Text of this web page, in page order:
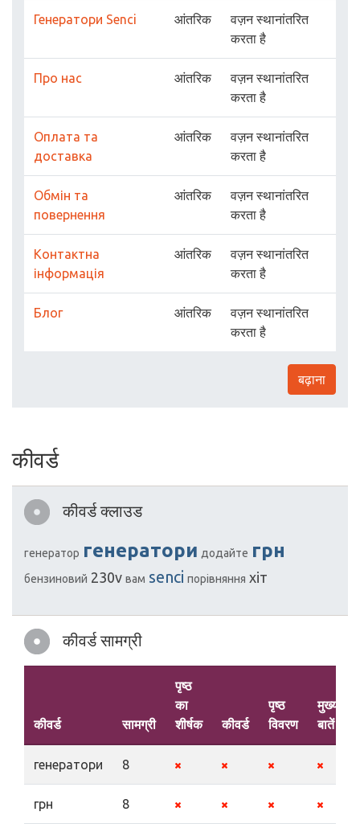
Генератори Senci आंतरिक
वज़न स्थानांतरित
करता है
Про нас आंतरिक
वज़न स्थानांतरित
करता है
Оплата та
доставка
आंतरिक
वज़न स्थानांतरित
करता है
Обмін та
повернення
आंतरिक
वज़न स्थानांतरित
करता है
Контактна
інформація
आंतरिक
वज़न स्थानांतरित
करता है
Блог आंतरिक
वज़न स्थानांतरित
करता है
बढ़ाना
कीवर्ड
कीवर्ड क्लाउड
генератор генератори додайте грн
бензиновий 230v вам senci порівняння хіт
कीवर्ड सामग्री
कीवर्ड सामग्री
पृष्ठ
का
शीर्षक
कीवर्ड
पृष्ठ
विवरण
मुख्य
बातें
генератори 8
грн 8